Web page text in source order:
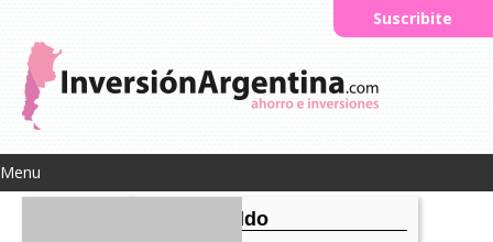
Menu
Suscribite
Isabel Giraldo